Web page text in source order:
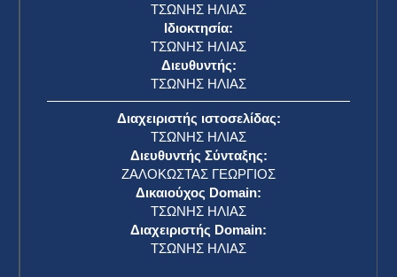
ΤΣΩΝΗΣ ΗΛΙΑΣ
Ιδιοκτησία:
ΤΣΩΝΗΣ ΗΛΙΑΣ
Διευθυντής:
ΤΣΩΝΗΣ ΗΛΙΑΣ
Διαχειριστής ιστοσελίδας:
ΤΣΩΝΗΣ ΗΛΙΑΣ
Διευθυντής Σύνταξης:
ΖΑΛΟΚΩΣΤΑΣ ΓΕΩΡΓΙΟΣ
Δικαιούχος Domain:
ΤΣΩΝΗΣ ΗΛΙΑΣ
Διαχειριστής Domain:
ΤΣΩΝΗΣ ΗΛΙΑΣ